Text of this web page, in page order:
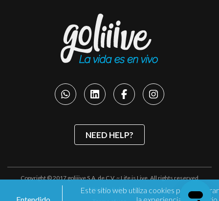
NEED HELP?
Copyright © 2017 goliiive S.A. de C.V. ~ Life is Live. All rights reserved
Privacy Policy
Este sitio web utiliza cookies para mejorar